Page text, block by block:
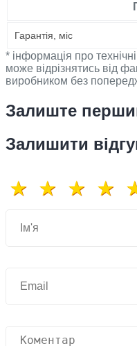
Гарантія, міс
* інформація про
може відрізнятись від
виробником без
Залиште
Залишити